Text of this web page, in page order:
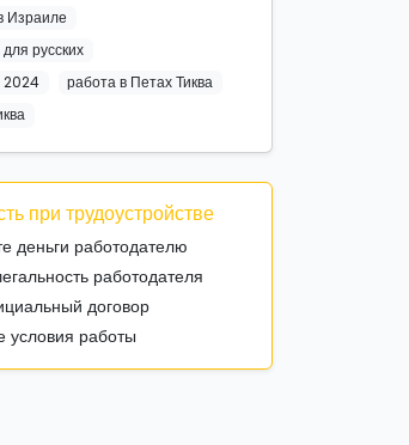
Израиле
русских
2024
работа в Петах Тиква
при трудоустройстве
деньги работодателю
работодателя
договор
условия работы